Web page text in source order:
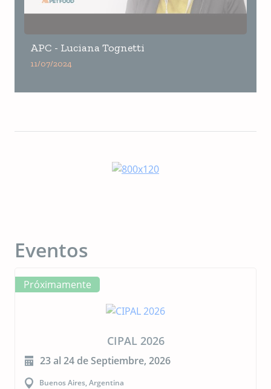
APC - Luciana Tognetti
11/07/2024
Eventos
Próximamente
CIPAL 2026
23 al 24 de Septiembre, 2026
Buenos Aires, Argentina